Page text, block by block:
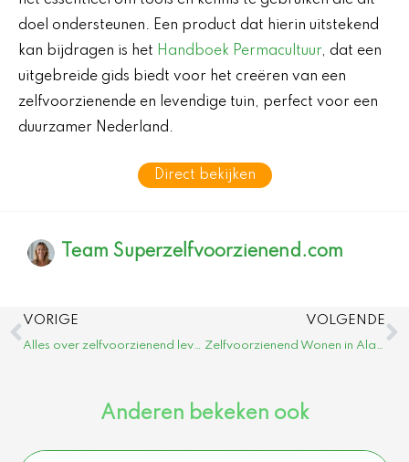
doel ondersteunen. Een product dat hierin uitstekend
kan bijdragen is het Handboek Permacultuur, dat een
uitgebreide gids biedt voor het creëren van een
zelfvoorzienende en levendige tuin, perfect voor een
duurzamer Nederland.
Direct bekijken
Team Superzelfvoorzienend.com
Vorige
VORIGE
Alles over zelfvoorzienend leven in portugal
VOLGENDE
Zelfvoorzienend Wonen in Alaska: Beleef de Wildernis!
Anderen bekeken ook